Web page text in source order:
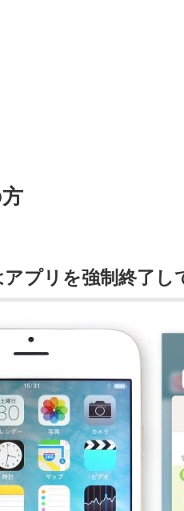
アプリを強制終了し